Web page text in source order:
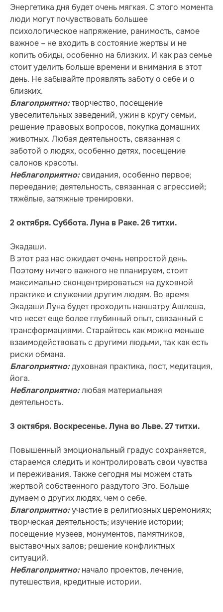
Энергетика дня будет очень мягкая. С этого момента
люди могут почувствовать большее
психологическое напряжение, ранимость, самое
важное – не входить в состояние жертвы и не
копить обиды, особенно на близких. И как раз семье
стоит уделить больше времени и внимания в этот
день. Не забывайте проявлять заботу о себе и о
близких.
Благоприятно:творчество, посещение
увеселительных заведений, ужин в кругу семьи,
решение правовых вопросов, покупка домашних
животных. Любая деятельность, связанная с
заботой о людях, особенно детях, посещение
салонов красоты.
Неблагоприятно:свидания, особенно первое;
переедание; деятельность, связанная с агрессией;
тяжёлые, затяжные тренировки.
2 октября. Суббота. Луна в Раке. 26 титхи.
Экадаши.
В этот раз нас ожидает очень непростой день.
Поэтому ничего важного не планируем, стоит
максимально сконцентрироваться на духовной
практике и служении другим людям. Во время
Экадаши Луна будет проходить накшатру Ашлеша,
что несет еще более глубинный опыт, связанный с
трансформациями. Старайтесь как можно меньше
взаимодействовать с другими людьми, так как есть
риски обмана.
Благоприятно:духовная практика, пост, медитация,
йога.
Неблагоприятно:любая материальная
деятельность.
3 октября. Воскресенье. Луна во Льве. 27 титхи.
Повышенный эмоциональный градус сохраняется,
стараемся следить и контролировать свои чувства
и переживания. Также сегодня мы можем стать
жертвой собственного раздутого Эго. Больше
думаем о других людях, чем о себе.
Благоприятно:участие в религиозных церемониях;
творческая деятельность; изучение истории;
посещение музеев, монументов, памятников,
выставочных залов; решение конфликтных
ситуаций.
Неблагоприятно:начало проектов, лечение,
путешествия, кредитные истории.